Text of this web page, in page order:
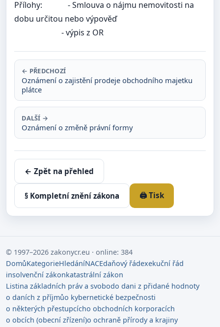
Přílohy: - Smlouva o nájmu nemovitosti na
dobu určitou nebo výpověď
- výpis z OR
← PŘEDCHOZÍ
Oznámení o zajistění prodeje obchodního majetku
plátce
DALŠÍ →
Oznámení o změně právní formy
← Zpět na přehled
§ Kompletní znění zákona 🖨️ Tisk
© 1997–2026 zakonycr.eu · online: 384
DomůKategorieHledáníNACEdaňový řádexekuční řád
insolvenční zákonkatastrální zákon
Listina základních práv a svobodo dani z přidané hodnoty
o daních z příjmůo kybernetické bezpečnosti
o některých přestupcícho obchodních korporacích
o obcích (obecní zřízení)o ochraně přírody a krajiny